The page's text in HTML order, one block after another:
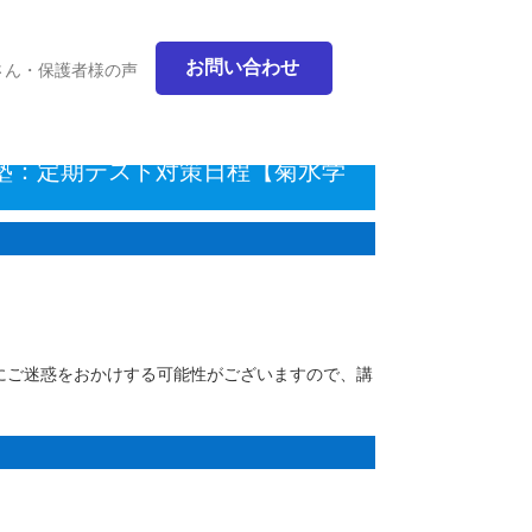
ん・保護者様の声 お問い合わせ
定期テスト対策日程【菊水学
迷惑をおかけする可能性がございますので、講